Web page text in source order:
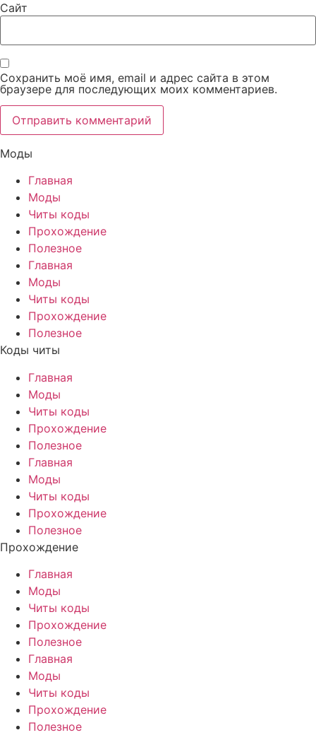
Сайт
Сохранить моё имя, email и адрес сайта в этом
браузере для последующих моих комментариев.
Моды
Главная
Моды
Читы коды
Прохождение
Полезное
Главная
Моды
Читы коды
Прохождение
Полезное
Коды читы
Главная
Моды
Читы коды
Прохождение
Полезное
Главная
Моды
Читы коды
Прохождение
Полезное
Прохождение
Главная
Моды
Читы коды
Прохождение
Полезное
Главная
Моды
Читы коды
Прохождение
Полезное